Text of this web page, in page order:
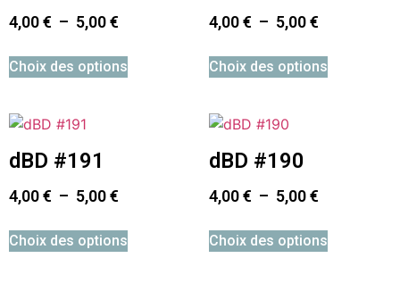
4,00€ – 5,00€
Choix des options
4,00€ – 5,00€
Choix des options
dBD #191
4,00€ – 5,00€
Choix des options
dBD #190
4,00€ – 5,00€
Choix des options